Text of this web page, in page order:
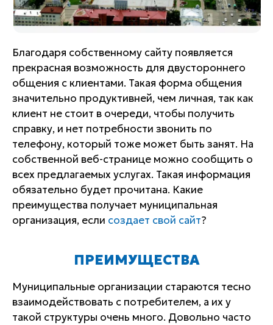
Благодаря собственному сайту появляется
прекрасная возможность для двустороннего
общения с клиентами. Такая форма общения
значительно продуктивней, чем личная, так как
клиент не стоит в очереди, чтобы получить
справку, и нет потребности звонить по
телефону, который тоже может быть занят. На
собственной веб-странице можно сообщить о
всех предлагаемых услугах. Такая информация
обязательно будет прочитана. Какие
преимущества получает муниципальная
организация, если создает свой сайт?
ПРЕИМУЩЕСТВА
Муниципальные организации стараются тесно
взаимодействовать с потребителем, а их у
такой структуры очень много. Довольно часто